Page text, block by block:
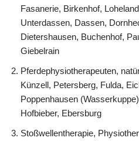
Fasanerie, Birkenhof,
Unterdassen, Dassen,
Dietershausen, Buchenhof,
Giebelrain
Pferdephysiotherapeuten,
Künzell, Petersberg, Fulda,
Poppenhausen
Hofbieber, Ebersburg
Stoßwellentherapie,